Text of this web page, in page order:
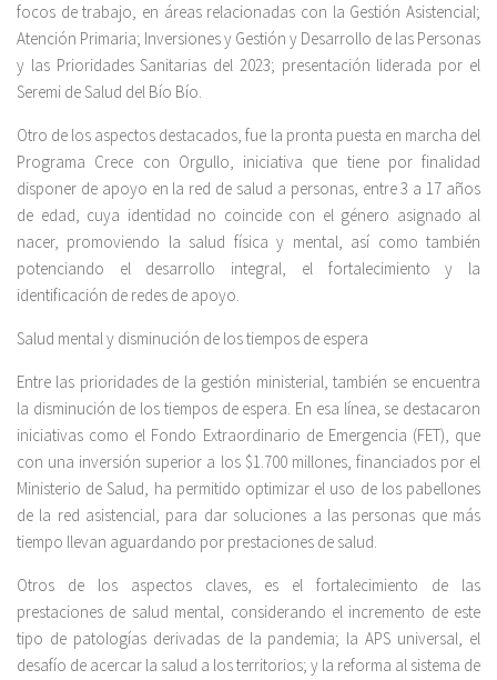
focos de trabajo, en áreas relacionadas con la Gestión Asistencial;
Atención Primaria; Inversiones y Gestión y Desarrollo de las Personas
y las Prioridades Sanitarias del 2023; presentación liderada por el
Seremi de Salud del Bío Bío.
Otro de los aspectos destacados, fue la pronta puesta en marcha del
Programa Crece con Orgullo, iniciativa que tiene por finalidad
disponer de apoyo en la red de salud a personas, entre 3 a 17 años
de edad, cuya identidad no coincide con el género asignado al
nacer, promoviendo la salud física y mental, así como también
potenciando el desarrollo integral, el fortalecimiento y la
identificación de redes de apoyo.
Salud mental y disminución de los tiempos de espera
Entre las prioridades de la gestión ministerial, también se encuentra
la disminución de los tiempos de espera. En esa línea, se destacaron
iniciativas como el Fondo Extraordinario de Emergencia (FET), que
con una inversión superior a los $1.700 millones, financiados por el
Ministerio de Salud, ha permitido optimizar el uso de los pabellones
de la red asistencial, para dar soluciones a las personas que más
tiempo llevan aguardando por prestaciones de salud.
Otros de los aspectos claves, es el fortalecimiento de las
prestaciones de salud mental, considerando el incremento de este
tipo de patologías derivadas de la pandemia; la APS universal, el
desafío de acercar la salud a los territorios; y la reforma al sistema de